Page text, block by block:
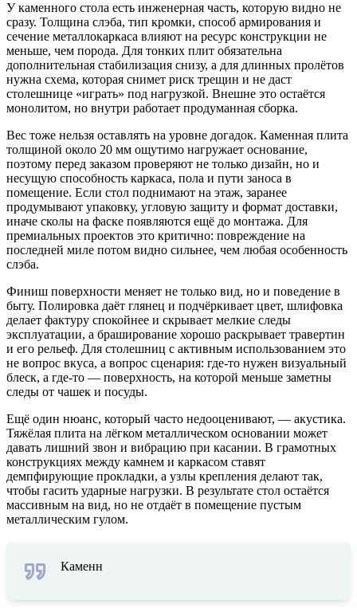
У каменного стола есть инженерная часть, которую видно не
сразу. Толщина слэба, тип кромки, способ армирования и
сечение металлокаркаса влияют на ресурс конструкции не
меньше, чем порода. Для тонких плит обязательна
дополнительная стабилизация снизу, а для длинных пролётов
нужна схема, которая снимет риск трещин и не даст
столешнице «играть» под нагрузкой. Внешне это остаётся
монолитом, но внутри работает продуманная сборка.
Вес тоже нельзя оставлять на уровне догадок. Каменная плита
толщиной около 20 мм ощутимо нагружает основание,
поэтому перед заказом проверяют не только дизайн, но и
несущую способность каркаса, пола и пути заноса в
помещение. Если стол поднимают на этаж, заранее
продумывают упаковку, угловую защиту и формат доставки,
иначе сколы на фаске появляются ещё до монтажа. Для
премиальных проектов это критично: повреждение на
последней миле потом видно сильнее, чем любая особенность
слэба.
Финиш поверхности меняет не только вид, но и поведение в
быту. Полировка даёт глянец и подчёркивает цвет, шлифовка
делает фактуру спокойнее и скрывает мелкие следы
эксплуатации, а браширование хорошо раскрывает травертин
и его рельеф. Для столешниц с активным использованием это
не вопрос вкуса, а вопрос сценария: где-то нужен визуальный
блеск, а где-то — поверхность, на которой меньше заметны
следы от чашек и посуды.
Ещё один нюанс, который часто недооценивают, — акустика.
Тяжёлая плита на лёгком металлическом основании может
давать лишний звон и вибрацию при касании. В грамотных
конструкциях между камнем и каркасом ставят
демпфирующие прокладки, а узлы крепления делают так,
чтобы гасить ударные нагрузки. В результате стол остаётся
массивным на вид, но не отдаёт в помещение пустым
металлическим гулом.
Каменн